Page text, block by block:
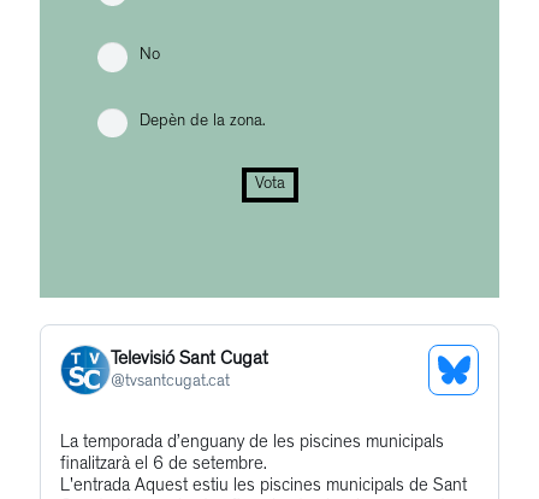
No
Depèn de la zona.
Vota
Televisió Sant Cugat
@tvsantcugat.cat
See
Get
to
La temporada d’enguany de les piscines municipals
finalitzarà el 6 de setembre.
L'entrada Aquest estiu les piscines municipals de Sant